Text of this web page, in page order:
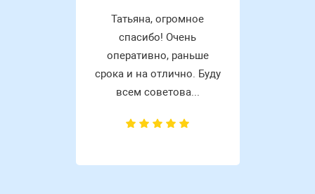
Татьяна, огромное
спасибо! Очень
оперативно, раньше
срока и на отлично. Буду
всем советова...